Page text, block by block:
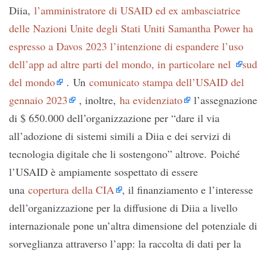
Diia, l’amministratore di USAID ed ex ambasciatrice
delle Nazioni Unite degli Stati Uniti Samantha Power ha
espresso a Davos 2023 l’intenzione di espandere l’uso
dell’app ad altre parti del mondo, in particolare nel
sud
del mondo
. Un comunicato stampa dell’USAID del
gennaio 2023
, inoltre, ha evidenziato
l’assegnazione
di $ 650.000 dell’organizzazione per “dare il via
all’adozione di sistemi simili a Diia e dei servizi di
tecnologia digitale che li sostengono” altrove. Poiché
l’USAID è ampiamente sospettato di essere
una copertura della CIA , il finanziamento e l’interesse
dell’organizzazione per la diffusione di Diia a livello
internazionale pone un’altra dimensione del potenziale di
sorveglianza attraverso l’app: la raccolta di dati per la